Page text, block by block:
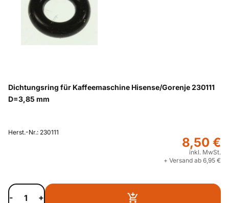
Dichtungsring für Kaffeemaschine Hisense/Gorenje 230111
D=3,85 mm
Herst.-Nr.: 230111
8,50 €
inkl. MwSt.
+ Versand ab 6,95 €
- +